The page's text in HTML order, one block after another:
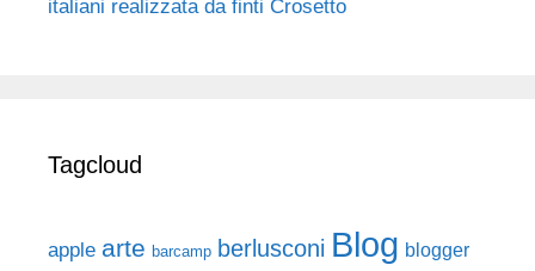
italiani realizzata da finti Crosetto
Tagcloud
apple arte barcamp berlusconi Blog blogger